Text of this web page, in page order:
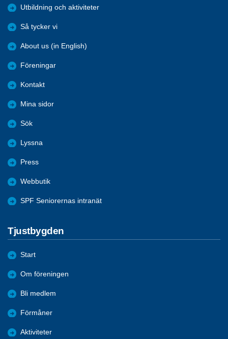
Utbildning och aktiviteter
Så tycker vi
About us (in English)
Föreningar
Kontakt
Mina sidor
Sök
Lyssna
Press
Webbutik
SPF Seniorernas intranät
Tjustbygden
Start
Om föreningen
Bli medlem
Förmåner
Aktiviteter